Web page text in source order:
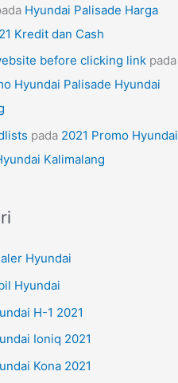
Hyundai Palisade Harga
Kredit dan Cash
before clicking link pada
Hyundai Palisade Hyundai
pada 2021 Promo Hyundai
Kalimalang
Hyundai
Hyundai
H-1 2021
Ioniq 2021
Kona 2021